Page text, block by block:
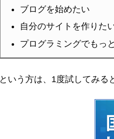
ブログを始めたい
自分のサイトを作りた
プログラミングでもっ
という方は、1度試してみる